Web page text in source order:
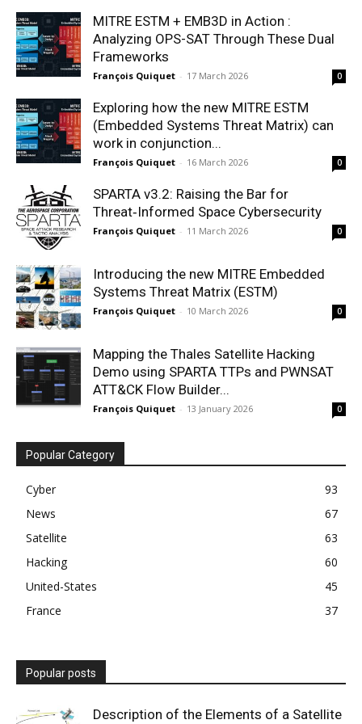
MITRE ESTM + EMB3D in Action :
Analyzing OPS-SAT Through These Dual
Frameworks
François Quiquet - 17 March 2026 0
Exploring how the new MITRE ESTM
(Embedded Systems Threat Matrix) can
work in conjunction...
François Quiquet - 16 March 2026 0
SPARTA v3.2: Raising the Bar for
Threat‑Informed Space Cybersecurity
François Quiquet - 11 March 2026 0
Introducing the new MITRE Embedded
Systems Threat Matrix (ESTM)
François Quiquet - 10 March 2026 0
Mapping the Thales Satellite Hacking
Demo using SPARTA TTPs and PWNSAT
ATT&CK Flow Builder...
François Quiquet - 13 January 2026 0
Popular Category
Cyber
93
News
67
Satellite
63
Hacking
60
United-States
45
France
37
Popular posts
Description of the Elements of a Satellite